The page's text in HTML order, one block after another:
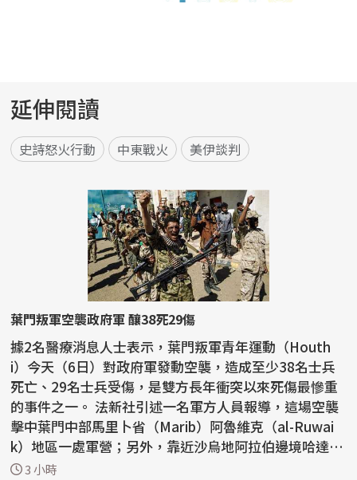
延伸閱讀
史詩怒火行動 中東戰火 美伊談判
葉門叛軍空襲政府軍 釀38死29傷
據2名醫療消息人士表示，葉門叛軍青年運動（Houth
i）今天（6日）對政府軍發動空襲，造成至少38名士兵
死亡、29名士兵受傷，是雙方長年衝突以來死傷最慘重
的事件之一。 法新社引述一名軍方人員報導，這場空襲
擊中葉門中部馬里卜省（Marib）阿魯維克（al-Ruwai
k）地區一處軍營；另外，靠近沙烏地阿拉伯邊境哈達拉
穆特省...
3 小時